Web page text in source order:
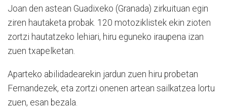
Joan den astean Guadixeko (Granada) zirkuituan egin
ziren hautaketa probak. 120 motoziklistek ekin zioten
zortzi hautatzeko lehiari, hiru eguneko iraupena izan
zuen txapelketan.
Aparteko abilidadearekin jardun zuen hiru probetan
Fernandezek, eta zortzi onenen artean sailkatzea lortu
zuen, esan bezala.